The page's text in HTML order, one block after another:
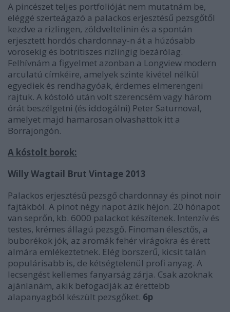
A pincészet teljes portfolióját nem mutatnám be,
eléggé szerteágazó a palackos erjesztésű pezsgőtől
kezdve a rizlingen, zöldveltelinin és a spontán
erjesztett hordós chardonnay-n át a húzósabb
vörösekig és botritiszes rizlingig bezárólag.
Felhívnám a figyelmet azonban a Longview modern
arculatú címkéire, amelyek szinte kivétel nélkül
egyediek és rendhagyóak, érdemes elmerengeni
rajtuk. A kóstoló után volt szerencsém vagy három
órát beszélgetni (és iddogálni) Peter Saturnoval,
amelyet majd hamarosan olvashattok itt a
Borrajongón.
A kóstolt borok:
Willy Wagtail Brut Vintage 2013
Palackos erjesztésű pezsgő chardonnay és pinot noir
fajtákból. A pinot négy napot ázik héjon. 20 hónapot
van seprőn, kb. 6000 palackot készítenek. Intenzív és
testes, krémes állagú pezsgő. Finoman élesztős, a
buborékok jók, az aromák fehér virágokra és érett
almára emlékeztetnek. Elég borszerű, kicsit talán
populárisabb is, de kétségtelenül profi anyag. A
lecsengést kellemes fanyarság zárja. Csak azoknak
ajánlanám, akik befogadják az érettebb
alapanyagból készült pezsgőket. 6p